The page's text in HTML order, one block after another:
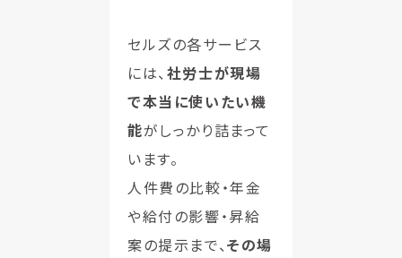
セルズの各サービス
には、 社労士が現場
で本当に使いたい機
能がしっかり詰まって
います。
人件費の比較・年金
や給付の影響・昇給
案の提示まで、その場